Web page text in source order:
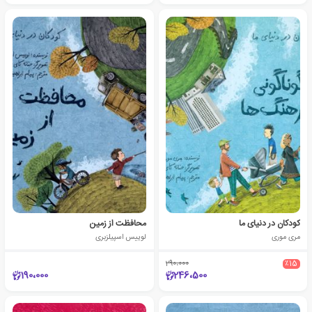
کودکان در دنیای ما
مری موری
٪15 290،000
246،500
محافظت از زمین
لوییس اسپیلزبری
190،000